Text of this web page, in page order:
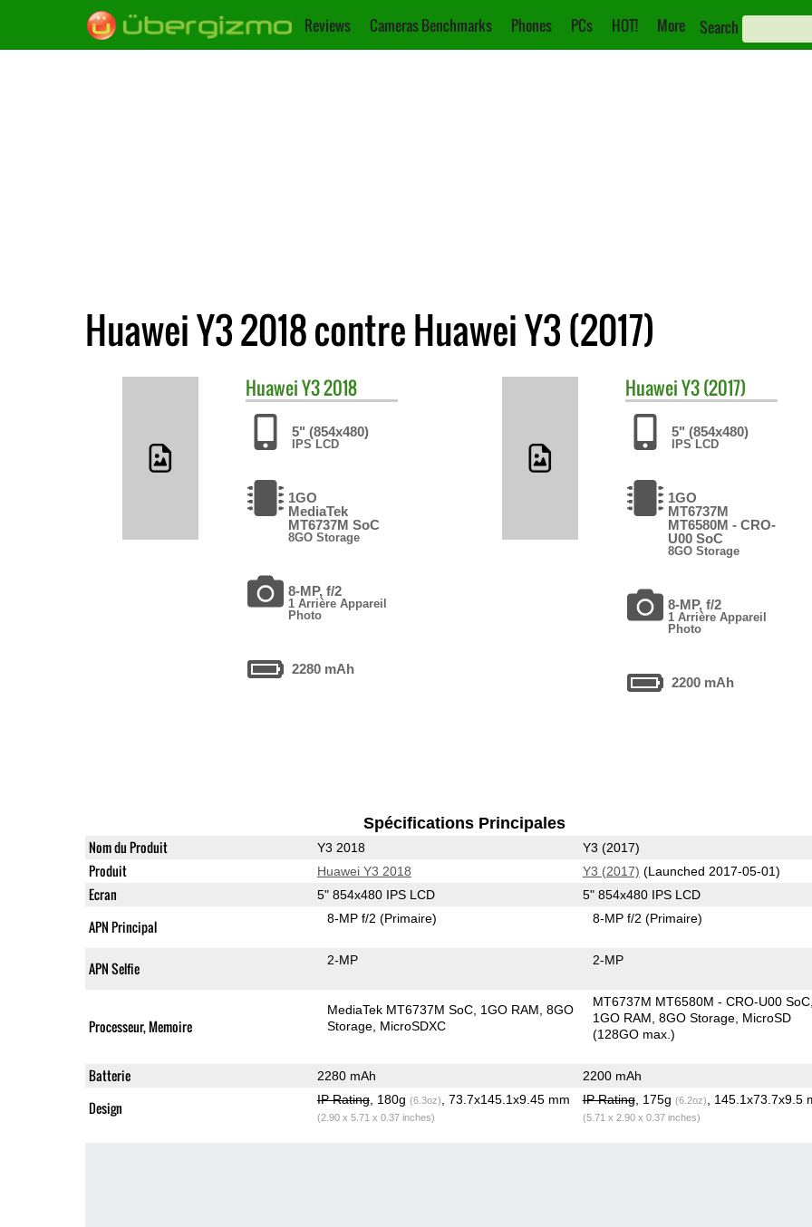
Reviews Cameras Benchmarks Phones PCs HOT! More Search
Huawei Y3 2018 contre Huawei Y3 (2017)
HuaweiY3 2018
5" (854x480)
IPS LCD
1GO
MediaTek
MT6737M SoC
8GO Storage
8-MP, f/2
1 Arrière Appareil
Photo
2280 mAh
HuaweiY3 (2017)
5" (854x480)
IPS LCD
1GO
MT6737М
MT6580M - CRO-
U00 SoC
8GO Storage
8-MP, f/2
1 Arrière Appareil
Photo
2200 mAh
Spécifications Principales
Nom du Produit Y3 2018 Y3 (2017)
Produit Huawei Y3 2018 Y3 (2017) (Launched 2017-05-01)
Ecran 5" 854x480 IPS LCD 5" 854x480 IPS LCD
APN Principal 8-MP f/2(Primaire) 8-MP f/2(Primaire)
APN Selfie 2-MP 2-MP
Processeur, Memoire
MediaTek MT6737M SoC 1GO RAM 8GO
Storage MicroSDXC
MT6737М MT6580M - CRO-U00 SoC
1GO RAM 8GO Storage MicroSD
(128GO max.)
Batterie 2280 mAh 2200 mAh
Design IP Rating, 180g (6.3oz) , 73.7x145.1x9.45 mm
(2.90 x 5.71 x 0.37 inches)
IP Rating, 175g (6.2oz) , 145.1x73.7x9.5
(5.71 x 2.90 x 0.37 inches)